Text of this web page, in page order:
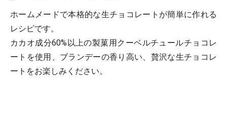
ホームメードで本格的な生チョコレートが簡単に作れる
レシピです。
カカオ成分60%以上の製菓用クーベルチュールチョコレ
ートを使用、ブランデーの香り高い、贅沢な生チョコレ
ートをお楽しみください。